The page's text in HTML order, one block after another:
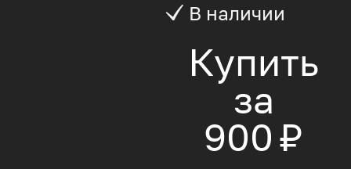
В наличии
Купить
за
900 ₽